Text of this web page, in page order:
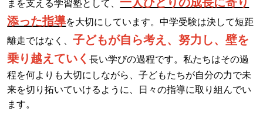
まを支える学習塾として、
添った指導を大切にしています。中学受験は決して短距
離走ではなく、子どもが自ら考え、努力し、壁を
乗り越えていく長い学びの過程です。私たちはその過
程を何よりも大切にしながら、子どもたちが自分の力で未
来を切り拓いていけるように、日々の指導に取り組んでい
ます。